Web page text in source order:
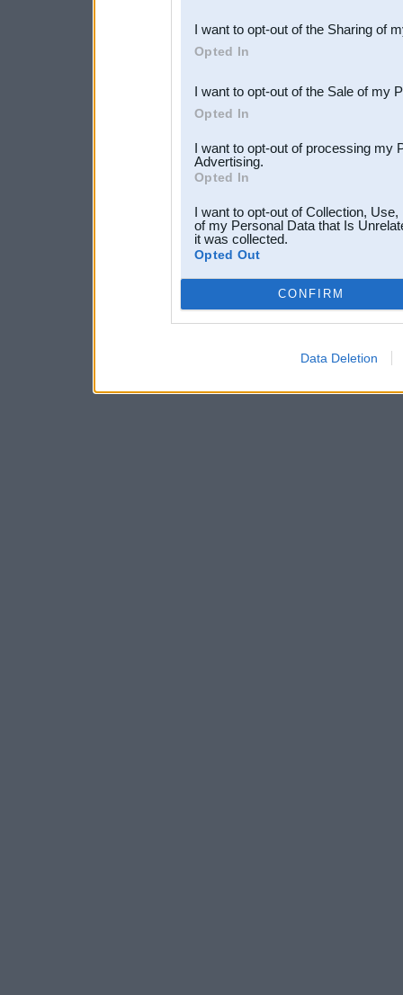
Downstream Participants
third parties.
I want to opt-out of the Sharing of
Opted In
I want to opt-out of the Sale of my
Opted In
I want to opt-out of processing my
Advertising.
Opted In
I want to opt-out of Collection,
of my Personal Data that Is
it was collected.
Opted Out
CONFIRM
Data Deletion